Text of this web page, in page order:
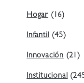
Hogar (16)
Infantil (45)
Innovación (21)
Institucional